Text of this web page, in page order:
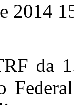
2014
da